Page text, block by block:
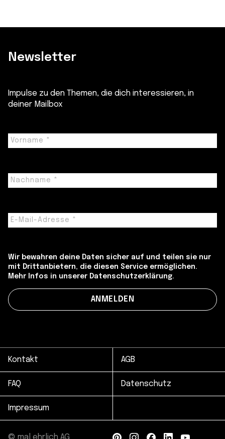
Newsletter
Impulse zu den Themen, die dich interessieren, in
deiner Mailbox
Wir bewahren deine Daten sicher auf und teilen sie nur
mit Drittanbietern, die diesen Service ermöglichen.
Mehr Infos in unserer Datenschutzerklärung.
Kontakt AGB
FAQ Datenschutz
Impressum
© mal ehrlich AG